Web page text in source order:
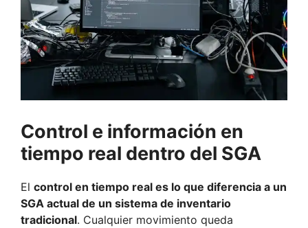
Control e información en
tiempo real dentro del SGA
El control en tiempo real es lo que diferencia a un
SGA actual de un sistema de inventario
tradicional. Cualquier movimiento queda